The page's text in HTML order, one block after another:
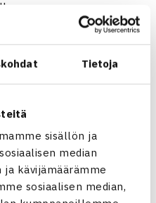
Tietoja
sisällön ja
median
kävijämäärämme
sosiaalisen median,
Pöllänen –